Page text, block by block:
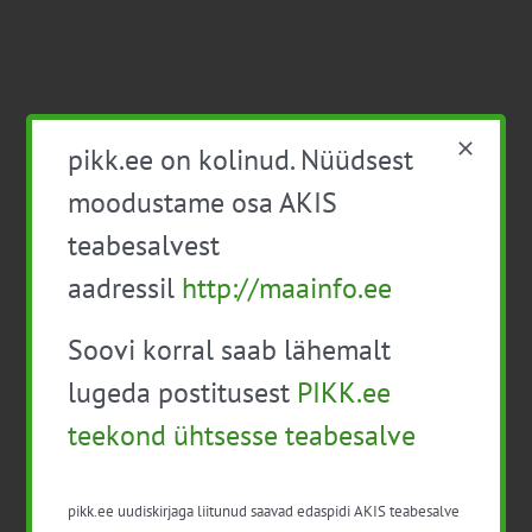
Viimased uudised
PIKK.ee teekond ühtsesse teabesalve
Ammendatud turbaalad marjapõldudeks
Turuaiandus kui elustiil ja äri: Väike Mahetalu
Vähemaga rohkem: kuidas digilahendused
pikk.ee on kolinud. Nüüdsest
moodustame osa AKIS
teabesalvest
aadressil http://maainfo.ee
Soovi korral saab lähemalt
lugeda postitusest PIKK.ee
teekond ühtsesse teabesalve
pikk.ee uudiskirjaga liitunud saavad edaspidi AKIS teabesalve